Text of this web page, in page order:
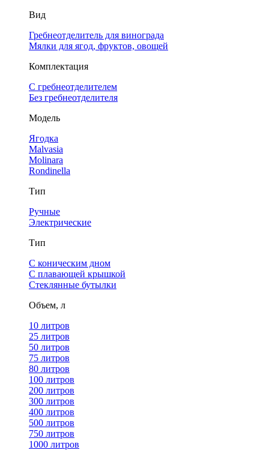
Вид
Гребнеотделитель для винограда
Мялки для ягод, фруктов, овощей
Комплектация
С гребнеотделителем
Без гребнеотделителя
Модель
Ягодка
Malvasia
Molinara
Rondinella
Тип
Ручные
Электрические
Тип
С коническим дном
С плавающей крышкой
Стеклянные бутылки
Объем, л
10 литров
25 литров
50 литров
75 литров
80 литров
100 литров
200 литров
300 литров
400 литров
500 литров
750 литров
1000 литров